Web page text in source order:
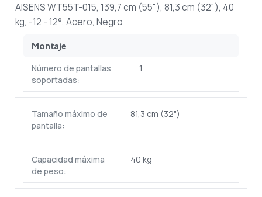
AISENS WT55T-015, 139,7 cm (55"), 81,3 cm (32"), 40
kg, -12 - 12°, Acero, Negro
Montaje
Número de pantallas
soportadas:
1
Tamaño máximo de
pantalla:
81,3 cm (32")
Capacidad máxima
de peso:
40 kg